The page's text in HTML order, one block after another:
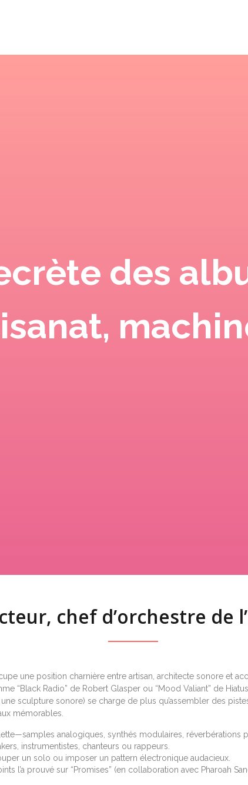
des
chef d’orchestre de
une position charnière entre artisan, architecte sonore et
“Black Radio” de Robert Glasper ou “Mood Valiant” de
sculpture sonore) se charge de plus qu’assembler des
mémorables.
analogiques, synthés modulaires, réverbérations
instrumentistes, chanteurs ou rappeurs.
un solo ou imposer un pattern électronique audacieux.
l’a prouvé sur “Promises” (en collaboration avec Pharoah